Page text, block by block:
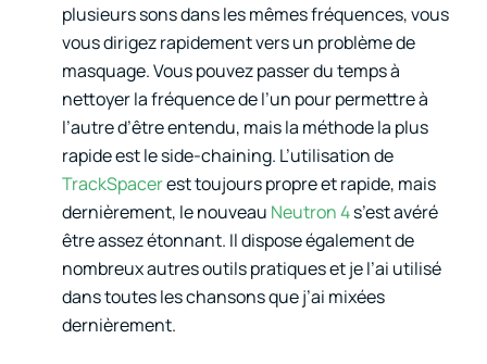
plusieurs sons dans les mêmes fréquences, vous
vous dirigez rapidement vers un problème de
masquage. Vous pouvez passer du temps à
nettoyer la fréquence de l’un pour permettre à
l’autre d’être entendu, mais la méthode la plus
rapide est le side-chaining. L’utilisation de
TrackSpacerest toujours propre et rapide, mais
dernièrement, le nouveau Neutron 4s’est avéré
être assez étonnant. Il dispose également de
nombreux autres outils pratiques et je l’ai utilisé
dans toutes les chansons que j’ai mixées
dernièrement.